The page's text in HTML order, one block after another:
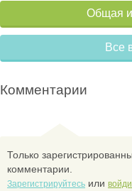
Общая
Все
Комментарии
Только
комментарии.
Зарегистрируйтесь или